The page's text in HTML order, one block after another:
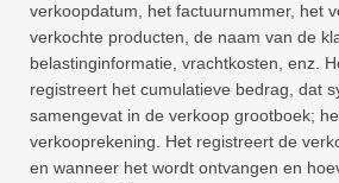
verkoopdatum, het factuurnummer, het
verkochte producten, de naam van de
belastinginformatie, vrachtkosten, enz.
registreert het cumulatieve bedrag, dat
samengevat in de verkoop grootboek;
verkooprekening. Het registreert de
en wanneer het wordt ontvangen en